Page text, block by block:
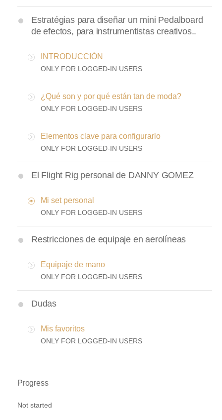
Estratégias para diseñar un mini Pedalboard
de efectos, para instrumentistas creativos..
INTRODUCCIÓN
ONLY FOR LOGGED-IN USERS
¿Qué son y por qué están tan de moda?
ONLY FOR LOGGED-IN USERS
Elementos clave para configurarlo
ONLY FOR LOGGED-IN USERS
El Flight Rig personal de DANNY GOMEZ
Mi set personal
ONLY FOR LOGGED-IN USERS
Restricciones de equipaje en aerolíneas
Equipaje de mano
ONLY FOR LOGGED-IN USERS
Dudas
Mis favoritos
ONLY FOR LOGGED-IN USERS
Progress
Not started